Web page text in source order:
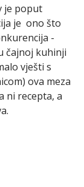
je poput
je ­ ono što
zateknete u hladnjaku. Opaka mu je konkurencija ­
čajnoj kuhinji
vješti s
ova meza
ni recepta, a